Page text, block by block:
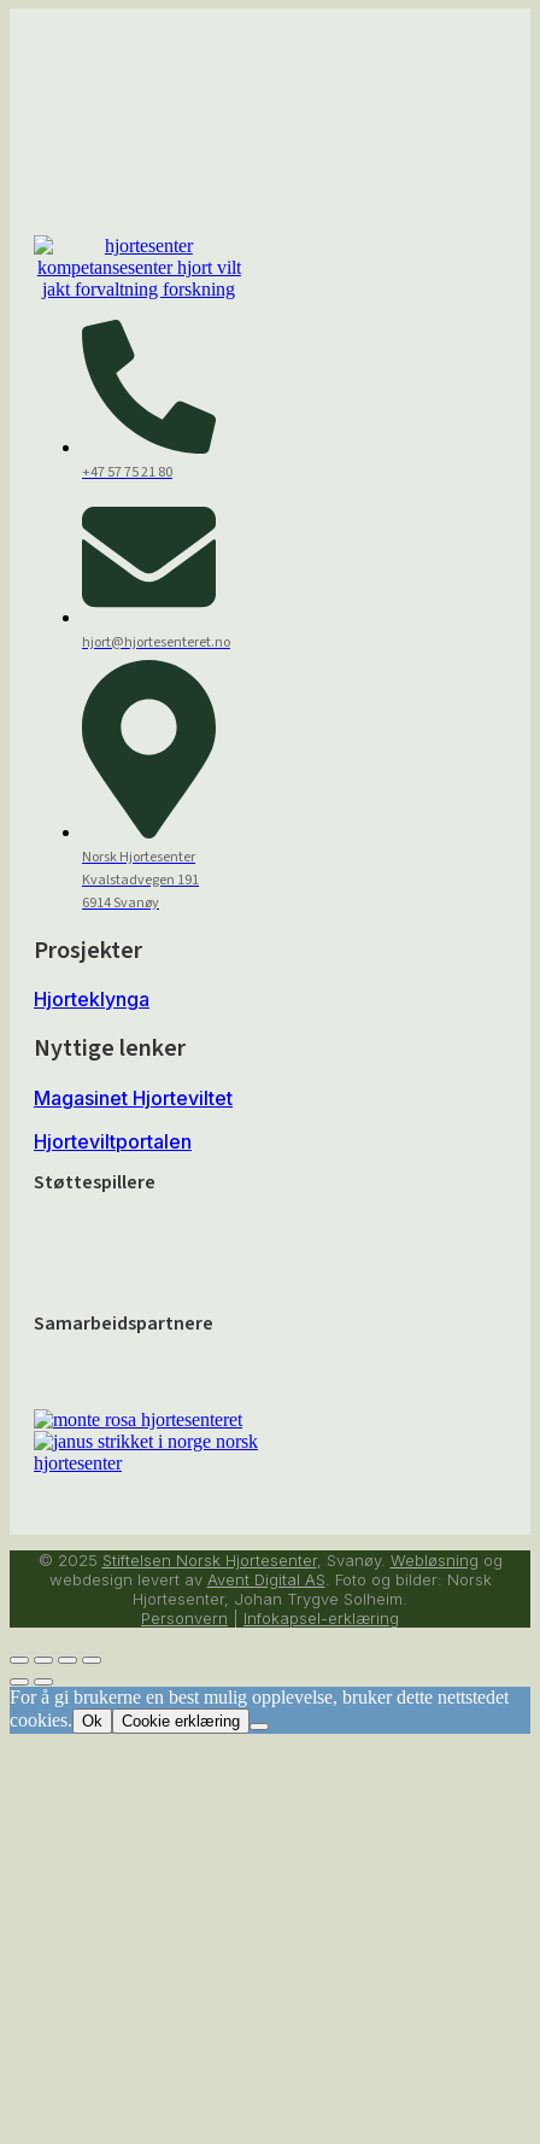
+47 57 75 21 80
hjort@hjortesenteret.no
Norsk Hjortesenter
Kvalstadvegen 191
6914 Svanøy
Prosjekter
Hjorteklynga
Nyttige lenker
Magasinet Hjorteviltet
Hjorteviltportalen
Støttespillere
Samarbeidspartnere
© 2025 Stiftelsen Norsk Hjortesenter, Svanøy. Webløsning og
webdesign levert av Avent Digital AS . Foto og bilder: Norsk
Hjortesenter, Johan Trygve Solheim.
Personvern
Infokapsel-erklæring
For å gi brukerne en best mulig opplevelse, bruker dette nettstedet
cookies. Ok Cookie erklæring